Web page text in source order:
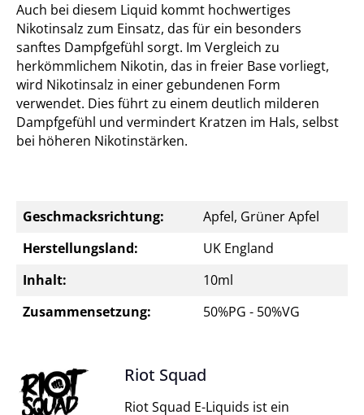
Auch bei diesem Liquid kommt hochwertiges
Nikotinsalz zum Einsatz, das für ein besonders
sanftes Dampfgefühl sorgt. Im Vergleich zu
herkömmlichem Nikotin, das in freier Base vorliegt,
wird Nikotinsalz in einer gebundenen Form
verwendet. Dies führt zu einem deutlich milderen
Dampfgefühl und vermindert Kratzen im Hals, selbst
bei höheren Nikotinstärken.
Geschmacksrichtung:
Apfel, Grüner Apfel
Herstellungsland:
UK England
Inhalt:
10ml
Zusammensetzung:
50%PG - 50%VG
Riot Squad
Riot Squad E-Liquids ist ein